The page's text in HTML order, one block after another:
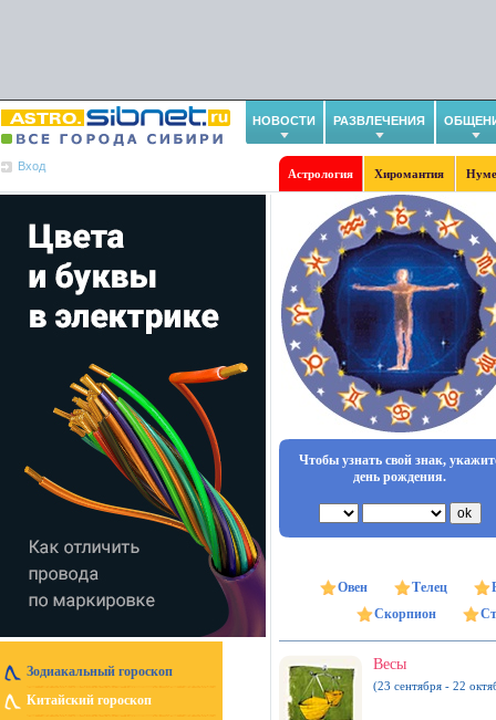
НОВОСТИ РАЗВЛЕЧЕНИЯ
Вход
Астрология Хиромантия
Зодиакальный гороскоп
Китайский гороскоп
Чтобы узнать свой знак,
день рождения.
Овен Телец
Скорпион
Весы
(23 сентября - 22